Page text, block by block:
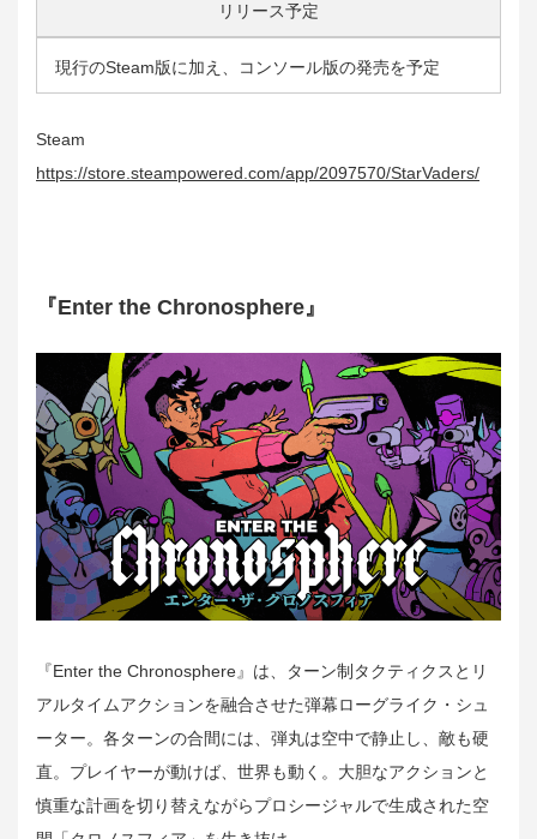
リリース予定
現行のSteam版に加え、コンソール版の発売を予定
Steam
https://store.steampowered.com/app/2097570/StarVaders/
『Enter the Chronosphere』
『Enter the Chronosphere』は、ターン制タクティクスとリ
アルタイムアクションを融合させた弾幕ローグライク・シュ
ーター。各ターンの合間には、弾丸は空中で静止し、敵も硬
直。プレイヤーが動けば、世界も動く。大胆なアクションと
慎重な計画を切り替えながらプロシージャルで生成された空